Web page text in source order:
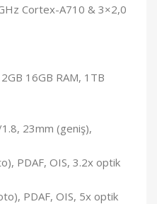
Cortex-A710 & 3×2,0
16GB RAM, 1TB
23mm (geniş),
PDAF, OIS, 3.2x optik
PDAF, OIS, 5x optik